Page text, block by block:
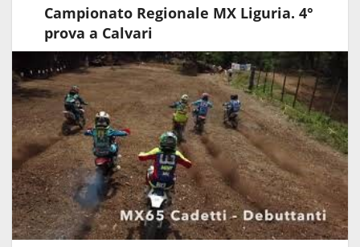
Campionato Regionale MX Liguria. 4°
prova a Calvari